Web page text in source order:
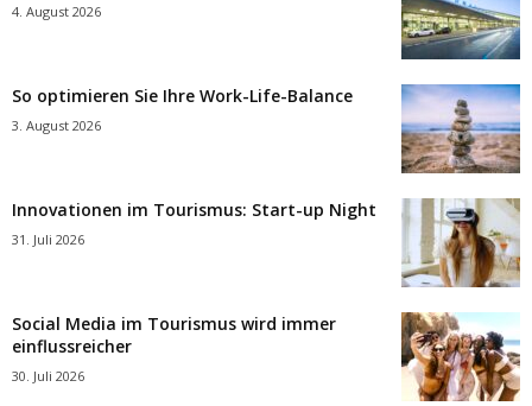
4. August 2026
So optimieren Sie Ihre Work-Life-Balance
3. August 2026
Innovationen im Tourismus: Start-up Night
31. Juli 2026
Social Media im Tourismus wird immer
einflussreicher
30. Juli 2026